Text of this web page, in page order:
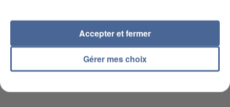
L’UN DES FONDATEURS SUPPOSÉS DE LA DZ
Gérer mes choix
Accepter et fermer